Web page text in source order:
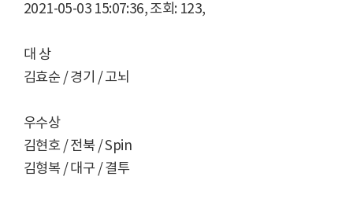
2021-05-03 15:07:36, 조회: 123,
대 상
김효순 / 경기 / 고뇌
우수상
김현호 / 전북 / Spin
김형복 / 대구 / 결투